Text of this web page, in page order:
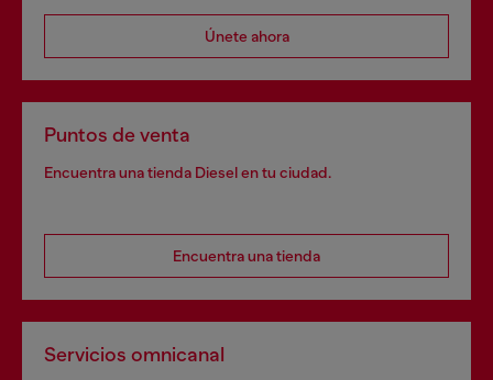
Únete ahora
Puntos de venta
Encuentra una tienda Diesel en tu ciudad.
Encuentra una tienda
Servicios omnicanal